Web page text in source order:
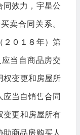
同效力，宇星公
卖合同关系。
２０１８年）第
当自商品房交
权变更和房屋所
当自销售合同
变更和房屋所有
商品房购买人